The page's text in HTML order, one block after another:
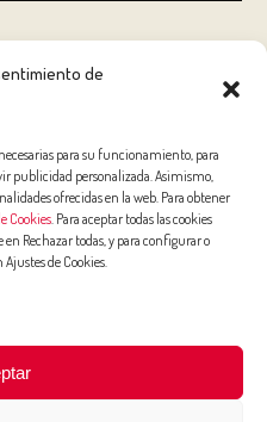
de
para su funcionamiento, para
publicidad personalizada. Asimismo,
ofrecidas en la web. Para obtener
Cookies. Para aceptar todas las cookies
en Rechazar todas, y para configurar o
de Cookies.